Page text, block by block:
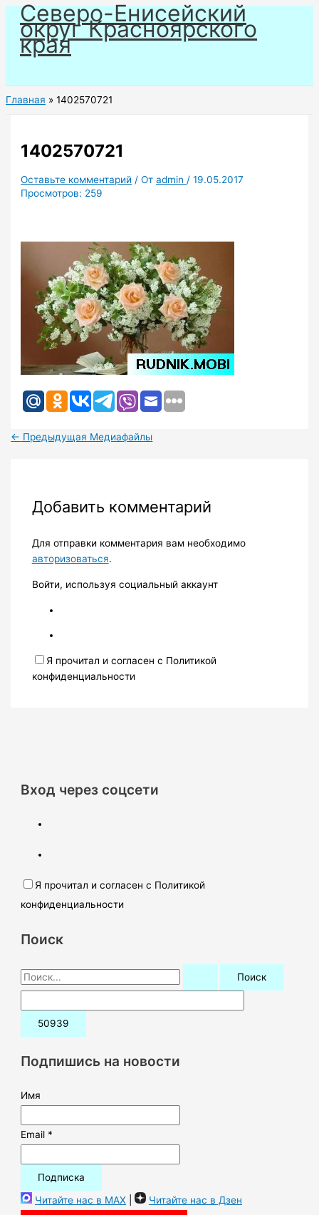
Перейти
содержимому
Северо-Енисейский
округ Красноярского
края
Главная 1402570721
1402570721
Оставьте комментарий / Отadmin /19.05.2017
Просмотров: 259
← Предыдущая Медиафайлы
Добавить комментарий
Для отправки комментария вам необходимо
авторизоваться.
Войти, используя социальный аккаунт
Я прочитал и согласен с Политикой
конфиденциальности
Вход через соцсети
Я прочитал и согласен с Политикой
конфиденциальности
Поиск
П
о
и
:Подпишись на новости
Имя
Email *
Читайте нас в MAX | Читайте нас в Дзен